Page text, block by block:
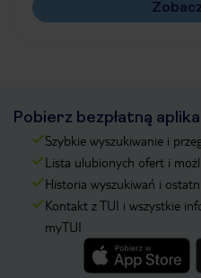
Pobierz bezpłatną
Szybkie wyszukiwanie i
Lista ulubionych ofert i
Historia wyszukiwań i
Kontakt z TUI i wszystkie
myTUI